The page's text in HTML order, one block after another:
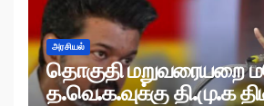
அரசியல்
தொகுதி மறுவரையறை
த.வெ.க.வுக்கு தி.மு.க